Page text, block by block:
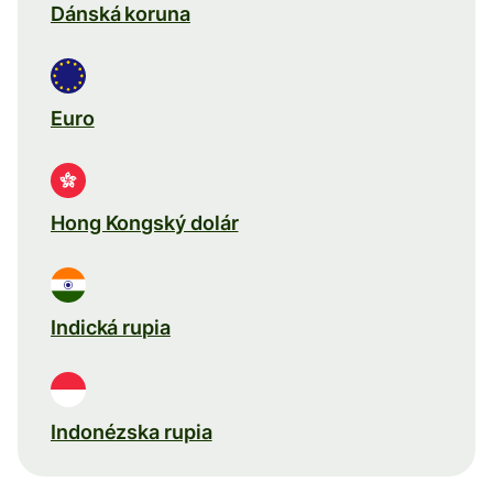
Dánská koruna
Euro
Hong Kongský dolár
Indická rupia
Indonézska rupia